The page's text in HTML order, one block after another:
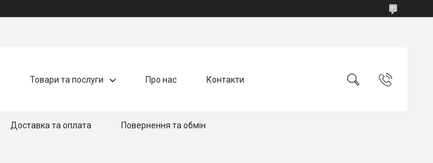
Товари та послуги Про нас Контакти
Доставка та оплата Повернення та обмін